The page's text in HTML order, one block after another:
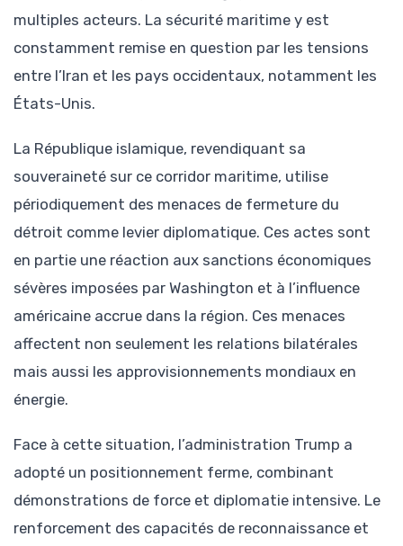
multiples acteurs. La sécurité maritime y est
constamment remise en question par les tensions
entre l’Iran et les pays occidentaux, notamment les
États-Unis.
La République islamique, revendiquant sa
souveraineté sur ce corridor maritime, utilise
périodiquement des menaces de fermeture du
détroit comme levier diplomatique. Ces actes sont
en partie une réaction aux sanctions économiques
sévères imposées par Washington et à l’influence
américaine accrue dans la région. Ces menaces
affectent non seulement les relations bilatérales
mais aussi les approvisionnements mondiaux en
énergie.
Face à cette situation, l’administration Trump a
adopté un positionnement ferme, combinant
démonstrations de force et diplomatie intensive. Le
renforcement des capacités de reconnaissance et